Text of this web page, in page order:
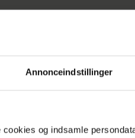
Annonceindstillinger
og indsamle